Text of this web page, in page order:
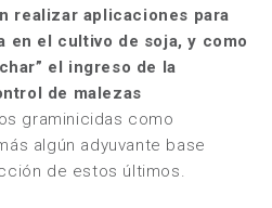
realizar aplicaciones para
en el cultivo de soja, y como
el ingreso de la
de malezas
graminicidas como
algún adyuvante base
de estos últimos.